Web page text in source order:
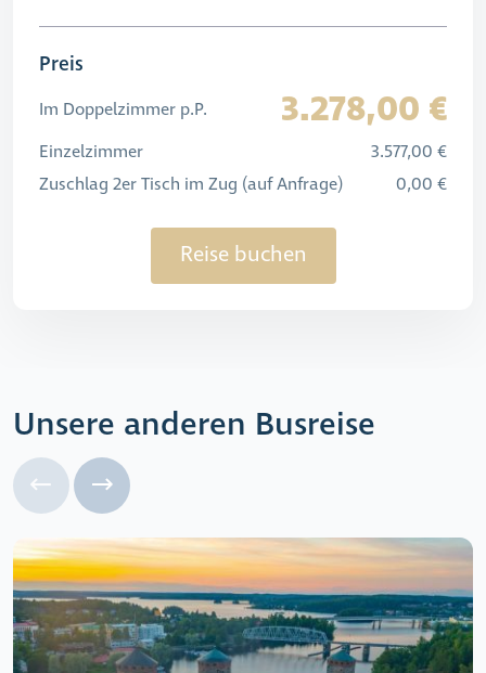
Preis
Im Doppelzimmer p.P. 3.278,00 €
Einzelzimmer
3.577,00 €
Zuschlag 2er Tisch im Zug (auf Anfrage)
0,00 €
Reise buchen
Unsere anderen Busreise